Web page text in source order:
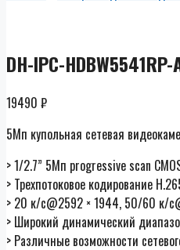
DH-IPC-
19490 ₽
5Мп купольная сетевая
> 1/2.7” 5Мп progressive scan
> Трехпотоковое кодирование
> 20 к/с@2592 × 1944, 50/60 к/
> Широкий динамический
> Различные возможности